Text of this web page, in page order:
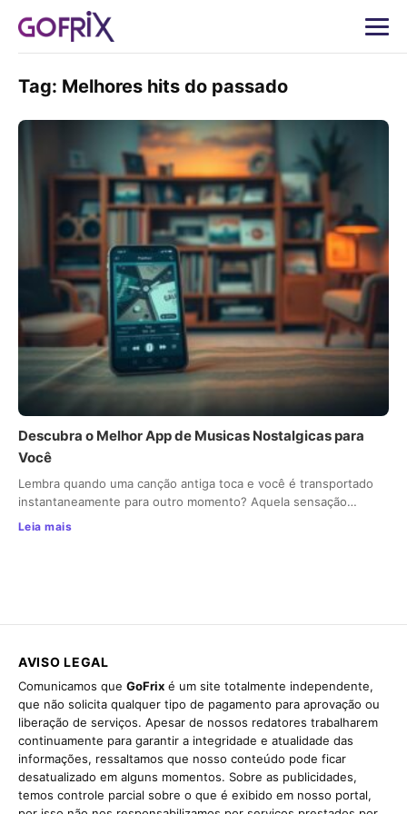
Tag: Melhores hits do passado
Descubra o Melhor App de Musicas Nostalgicas para
Você
Lembra quando uma canção antiga toca e você é transportado
instantaneamente para outro momento? Aquela sensação…
Leia mais
AVISO LEGAL
Comunicamos que GoFrix é um site totalmente independente,
que não solicita qualquer tipo de pagamento para aprovação ou
liberação de serviços. Apesar de nossos redatores trabalharem
continuamente para garantir a integridade e atualidade das
informações, ressaltamos que nosso conteúdo pode ficar
desatualizado em alguns momentos. Sobre as publicidades,
temos controle parcial sobre o que é exibido em nosso portal,